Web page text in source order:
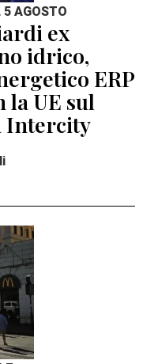
AGOSTO
ex
idrico,
ERP
la UE sul
Intercity